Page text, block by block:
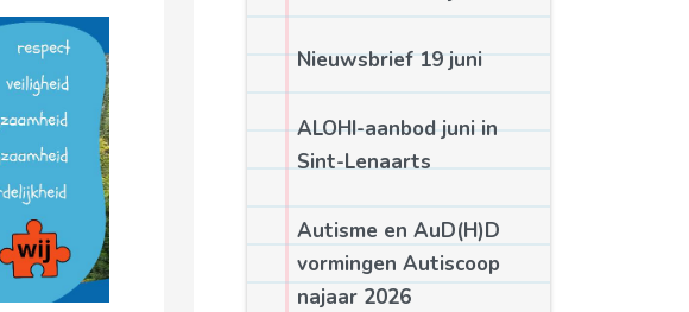
Nieuwsbrief 19 juni
ALOHI-aanbod juni in
Sint-Lenaarts
Autisme en AuD(H)D
vormingen Autiscoop
najaar 2026